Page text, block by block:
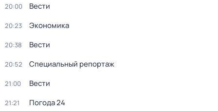
20:00 Вести
20:23 Экономика
20:38 Вести
20:52 Специальный репортаж
21:00 Вести
21:21 Погода 24